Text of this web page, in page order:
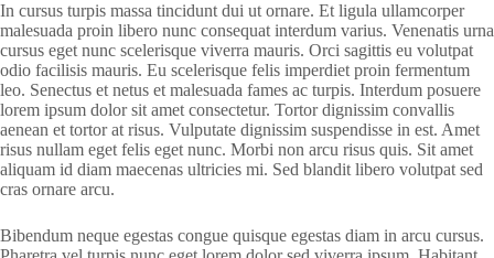
In cursus turpis massa tincidunt dui ut ornare. Et ligula ullamcorper
malesuada proin libero nunc consequat interdum varius. Venenatis urna
cursus eget nunc scelerisque viverra mauris. Orci sagittis eu volutpat
odio facilisis mauris. Eu scelerisque felis imperdiet proin fermentum
leo. Senectus et netus et malesuada fames ac turpis. Interdum posuere
lorem ipsum dolor sit amet consectetur. Tortor dignissim convallis
aenean et tortor at risus. Vulputate dignissim suspendisse in est. Amet
risus nullam eget felis eget nunc. Morbi non arcu risus quis. Sit amet
aliquam id diam maecenas ultricies mi. Sed blandit libero volutpat sed
cras ornare arcu.
Bibendum neque egestas congue quisque egestas diam in arcu cursus.